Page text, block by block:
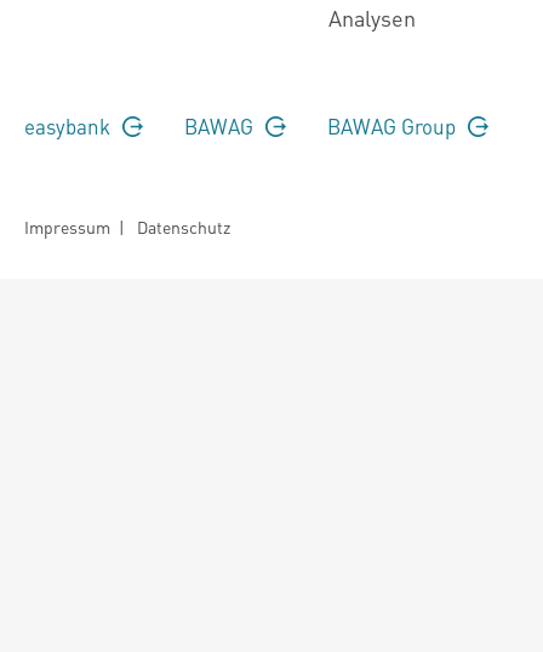
Analysen
easybank BAWAG BAWAG Group
Impressum | Datenschutz